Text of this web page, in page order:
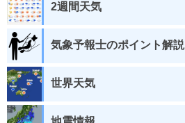
2週間天気
気象予報士のポイント解説
世界天気